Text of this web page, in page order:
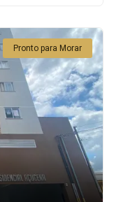
Pronto para Morar